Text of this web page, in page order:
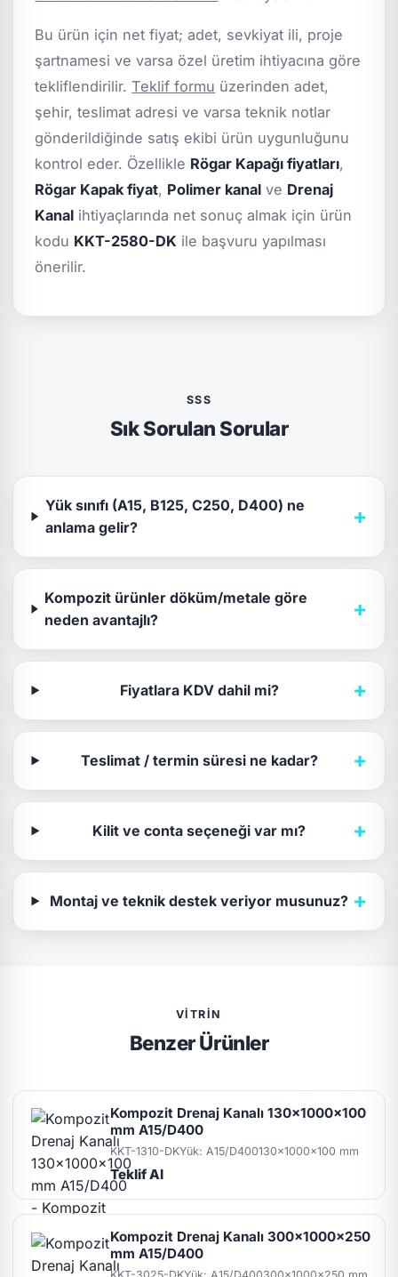
Bu ürün için net fiyat; adet, sevkiyat ili, proje
şartnamesi ve varsa özel üretim ihtiyacına göre
tekliflendirilir.Teklif formu üzerinden adet,
şehir, teslimat adresi ve varsa teknik notlar
gönderildiğinde satış ekibi ürün uygunluğunu
kontrol eder. Özellikle Rögar Kapağı fiyatları,
Rögar Kapak fiyat, Polimer kanal ve Drenaj
Kanal ihtiyaçlarında net sonuç almak için ürün
kodu KKT-2580-DK ile başvuru yapılması
önerilir.
SSS
Sık Sorulan Sorular
Yük sınıfı (A15, B125, C250, D400) ne
anlama gelir?
+
Kompozit ürünler döküm/metale göre
neden avantajlı?
+
Fiyatlara KDV dahil mi? +
Teslimat / termin süresi ne kadar? +
Kilit ve conta seçeneği var mı? +
Montaj ve teknik destek veriyor musunuz? +
VITRIN
Benzer Ürünler
Kompozit Drenaj Kanalı 130x1000x100
mm A15/D400
KKT-1310-DKYük: A15/D400130x1000x100 mm
Teklif Al
Kompozit Drenaj Kanalı 300x1000x250
mm A15/D400